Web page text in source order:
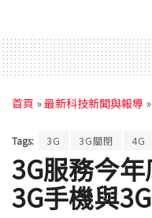
首頁 »最新科技新聞與報導 »
Tags: 3G 3G關閉 4G
3G服務今年
3G手機與